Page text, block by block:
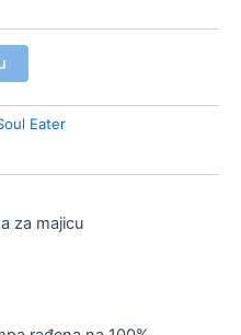
Eater
za majicu